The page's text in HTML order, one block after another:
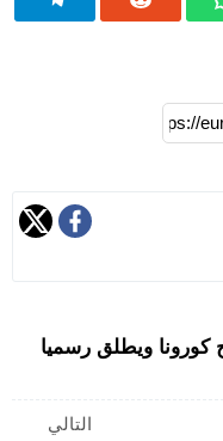
كورونا ويطلق رسميا
التالي